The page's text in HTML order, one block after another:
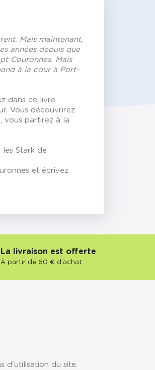
Mais maintenant,
années depuis que
Couronnes. Mais
à la cour à Port-
dans ce livre
Vous découvrirez
vous partirez à la
les Stark de
et écrivez
La livraison est offerte
À partir de 60 € d'achat
d'utilisation du site.